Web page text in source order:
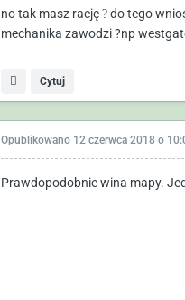
no tak masz rację?do tego
mechanika zawodzi ?np
Cytuj
Opublikowano 12 czerwca 2018 o
Prawdopodobnie wina mapy.